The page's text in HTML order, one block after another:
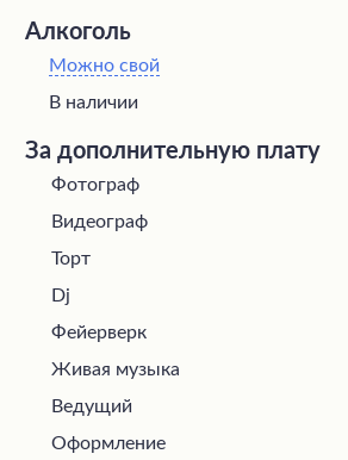
Алкоголь
Можно свой
В наличии
За дополнительную плату
Фотограф
Видеограф
Торт
Dj
Фейерверк
Живая музыка
Ведущий
Оформление